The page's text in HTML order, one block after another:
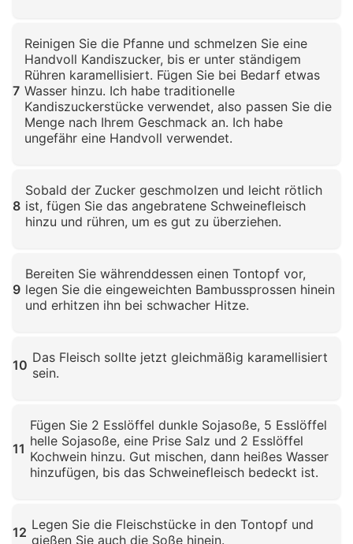
7
Reinigen Sie die Pfanne und schmelzen Sie eine
Handvoll Kandiszucker, bis er unter ständigem
Rühren karamellisiert. Fügen Sie bei Bedarf etwas
Wasser hinzu. Ich habe traditionelle
Kandiszuckerstücke verwendet, also passen Sie die
Menge nach Ihrem Geschmack an. Ich habe
ungefähr eine Handvoll verwendet.
8
Sobald der Zucker geschmolzen und leicht rötlich
ist, fügen Sie das angebratene Schweinefleisch
hinzu und rühren, um es gut zu überziehen.
9
Bereiten Sie währenddessen einen Tontopf vor,
legen Sie die eingeweichten Bambussprossen hinein
und erhitzen ihn bei schwacher Hitze.
10 Das Fleisch sollte jetzt gleichmäßig karamellisiert
sein.
11
Fügen Sie 2 Esslöffel dunkle Sojasoße, 5 Esslöffel
helle Sojasoße, eine Prise Salz und 2 Esslöffel
Kochwein hinzu. Gut mischen, dann heißes Wasser
hinzufügen, bis das Schweinefleisch bedeckt ist.
12 Legen Sie die Fleischstücke in den Tontopf und
gießen Sie auch die Soße hinein.